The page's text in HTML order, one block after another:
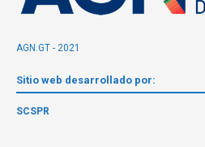
AGN.GT - 2021
Sitio web desarrollado por:
SCSPR